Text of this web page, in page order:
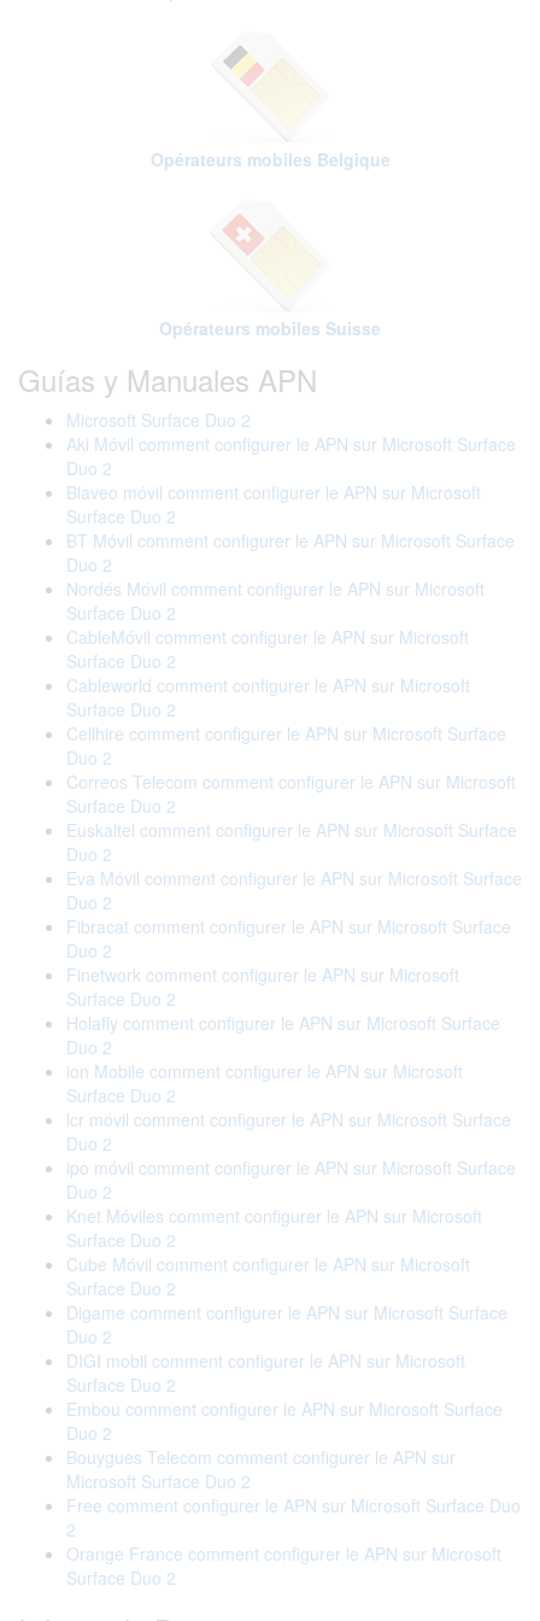
Opérateurs mobiles Belgique
Opérateurs mobiles Suisse
Guías y Manuales APN
Microsoft Surface Duo 2
Aki Móvil comment configurer le APN sur Microsoft Surface
Duo 2
Blaveo móvil comment configurer le APN sur Microsoft
Surface Duo 2
BT Móvil comment configurer le APN sur Microsoft Surface
Duo 2
Nordés Móvil comment configurer le APN sur Microsoft
Surface Duo 2
CableMóvil comment configurer le APN sur Microsoft
Surface Duo 2
Cableworld comment configurer le APN sur Microsoft
Surface Duo 2
Cellhire comment configurer le APN sur Microsoft Surface
Duo 2
Correos Telecom comment configurer le APN sur Microsoft
Surface Duo 2
Euskaltel comment configurer le APN sur Microsoft Surface
Duo 2
Eva Móvil comment configurer le APN sur Microsoft Surface
Duo 2
Fibracat comment configurer le APN sur Microsoft Surface
Duo 2
Finetwork comment configurer le APN sur Microsoft
Surface Duo 2
Holafly comment configurer le APN sur Microsoft Surface
Duo 2
ion Mobile comment configurer le APN sur Microsoft
Surface Duo 2
lcr móvil comment configurer le APN sur Microsoft Surface
Duo 2
ipo móvil comment configurer le APN sur Microsoft Surface
Duo 2
Knet Móviles comment configurer le APN sur Microsoft
Surface Duo 2
Cube Móvil comment configurer le APN sur Microsoft
Surface Duo 2
Digame comment configurer le APN sur Microsoft Surface
Duo 2
DIGI mobil comment configurer le APN sur Microsoft
Surface Duo 2
Embou comment configurer le APN sur Microsoft Surface
Duo 2
Bouygues Telecom comment configurer le APN sur
Microsoft Surface Duo 2
Free comment configurer le APN sur Microsoft Surface Duo
2
Orange France comment configurer le APN sur Microsoft
Surface Duo 2